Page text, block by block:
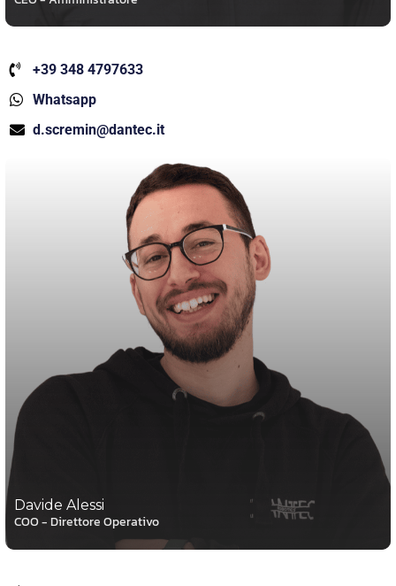
+39 348 4797633
Whatsapp
d.scremin@dantec.it
Davide Alessi
COO - Direttore Operativo